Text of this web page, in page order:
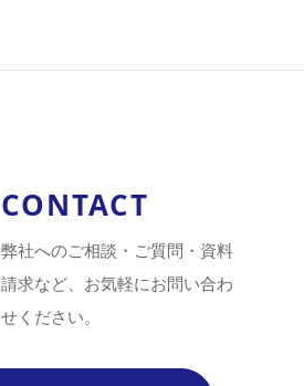
CONTACT
弊社へのご相談・ご質問・資料
請求など、お気軽にお問い合わ
せください。